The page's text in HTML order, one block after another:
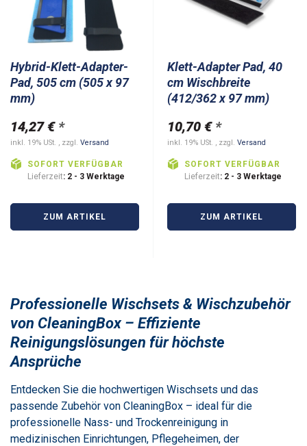
Hybrid-Klett-Adapter-
Pad, 505 cm (505 x 97
mm)
14,27 € *
inkl. 19% USt. , zzgl. Versand
SOFORT VERFÜGBAR
Lieferzeit: 2 - 3 Werktage
ZUM ARTIKEL
Klett-Adapter Pad, 40
cm Wischbreite
(412/362 x 97 mm)
10,70 € *
inkl. 19% USt. , zzgl. Versand
SOFORT VERFÜGBAR
Lieferzeit: 2 - 3 Werktage
ZUM ARTIKEL
Professionelle Wischsets & Wischzubehör
von CleaningBox – Effiziente
Reinigungslösungen für höchste
Ansprüche
Entdecken Sie die hochwertigen Wischsets und das
passende Zubehör von CleaningBox – ideal für die
professionelle Nass- und Trockenreinigung in
medizinischen Einrichtungen, Pflegeheimen, der